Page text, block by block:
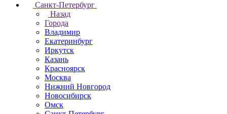
Санкт-Петербург
Назад
Города
Владимир
Екатеринбург
Иркутск
Казань
Красноярск
Москва
Нижний Новгород
Новосибирск
Омск